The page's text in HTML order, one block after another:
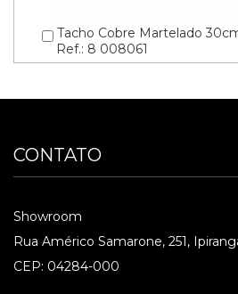
Tacho Cobre Martelado
Ref.: 8 008061
CONTATO
Showroom
Rua Américo Samarone, 251,
CEP: 04284-000